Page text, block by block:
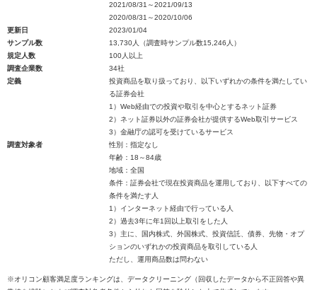
2021/08/31～2021/09/13
2020/08/31～2020/10/06
更新日
2023/01/04
サンプル数
13,730人（調査時サンプル数15,246人）
規定人数
100人以上
調査企業数
34社
定義
投資商品を取り扱っており、以下いずれかの条件を満たしてい
る証券会社
1）Web経由での投資や取引を中心とするネット証券
2）ネット証券以外の証券会社が提供するWeb取引サービス
3）金融庁の認可を受けているサービス
調査対象者
性別：指定なし
年齢：18～84歳
地域：全国
条件：証券会社で現在投資商品を運用しており、以下すべての
条件を満たす人
1）インターネット経由で行っている人
2）過去3年に年1回以上取引をした人
3）主に、国内株式、外国株式、投資信託、債券、先物・オプ
ションのいずれかの投資商品を取引している人
ただし、運用商品数は問わない
※オリコン顧客満足度ランキングは、データクリーニング（回収したデータから不正回答や異